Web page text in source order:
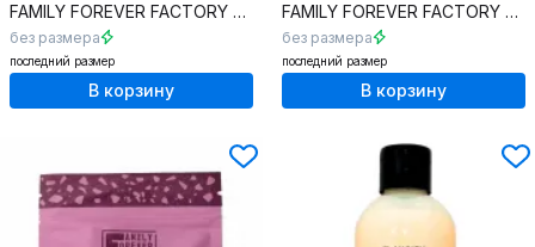
FAMILY FOREVER FACTORYOrganic Boom Соль Мертвого
без размера
последний размер
В корзину
FAMILY FOREVER FACTORY
без размера
последний размер
В корзину